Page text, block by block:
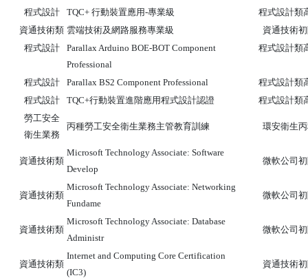
程式設計
TQC+ 行動裝置應用-專業級
程式設計類
資通技術類 雲端技術及網路服務專業級
資通技術
程式設計
Parallax Arduino BOE-BOT Component
Professional
程式設計類
程式設計 Parallax BS2 Component Professional
程式設計類
程式設計
TQC+行動裝置進階應用程式設計認證
程式設計類
勞工安全
衛生業務
丙種勞工安全衛生業務主管教育訓練 環安衛生
資通技術類
Microsoft Technology Associate: Software
Develop
微軟公司
資通技術類
Microsoft Technology Associate: Networking
Fundame
微軟公司
資通技術類
Microsoft Technology Associate: Database
Administr
微軟公司
資通技術類
Internet and Computing Core Certification
(IC3)
資通技術